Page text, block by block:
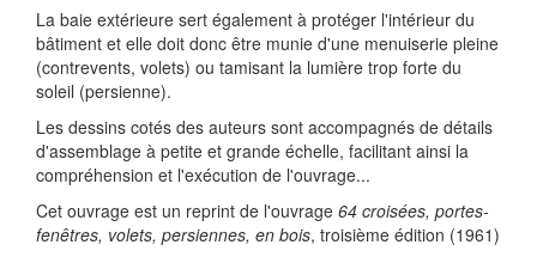
La baie extérieure sert également à protéger l'intérieur du
bâtiment et elle doit donc être munie d'une menuiserie pleine
(contrevents, volets) ou tamisant la lumière trop forte du
soleil (persienne).
Les dessins cotés des auteurs sont accompagnés de détails
d'assemblage à petite et grande échelle, facilitant ainsi la
compréhension et l'exécution de l'ouvrage...
Cet ouvrage est un reprint de l'ouvrage 64 croisées, portes-
fenêtres, volets, persiennes, en bois, troisième édition (1961)